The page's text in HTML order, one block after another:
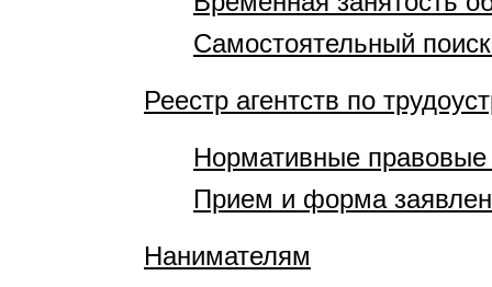
Самостоятельный
Реестр агентств по
Нормативные правовые
Прием и форма
Нанимателям